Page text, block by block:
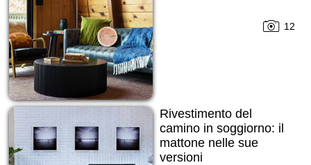
12
Rivestimento del
camino in soggiorno: il
mattone nelle sue
versioni